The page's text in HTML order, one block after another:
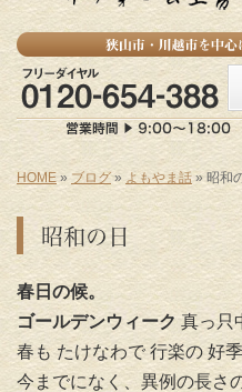
HOME » ブログ» よもやま話 » 昭和
昭和の日
春日の候。
ゴールデンウィーク真っ只
春も たけなわで 行楽の 好
今までになく、異例の長さ